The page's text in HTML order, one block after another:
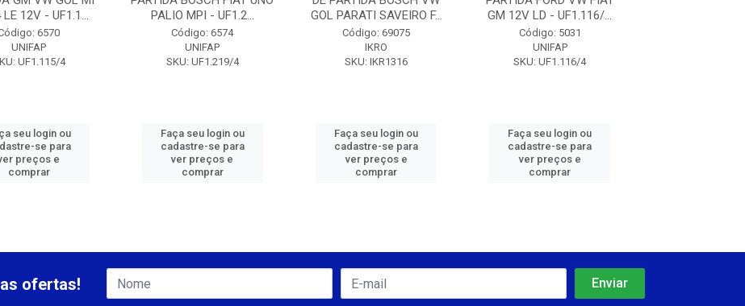
LE 12V - UF1.1...
6570
UNIFAP
UF1.115/4
seu login ou
se para
preços e
comprar
PALIO MPI - UF1.2...
Código: 6574
UNIFAP
SKU: UF1.219/4
Faça seu login ou
cadastre-se para
ver preços e
comprar
GOL PARATI SAVEIRO F...
Código: 69075
IKRO
SKU: IKR1316
Faça seu login ou
cadastre-se para
ver preços e
comprar
GM 12V LD - UF1.116/...
Código: 5031
UNIFAP
SKU: UF1.116/4
Faça seu login ou
cadastre-se para
ver preços e
comprar
ofertas!